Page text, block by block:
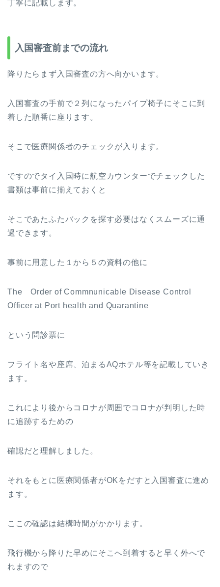
丁寧に記載します。
入国審査前までの流れ
降りたらまず入国審査の方へ向かいます。
入国審査の手前で２列になったパイプ椅子にそこに到
着した順番に座ります。
そこで医療関係者のチェックが入ります。
ですのでタイ入国時に航空カウンターでチェックした
書類は事前に揃えておくと
そこであたふたバックを探す必要はなくスムーズに通
過できます。
事前に用意した１から５の資料の他に
The Order of Commnunicable Disease Control
Officer at Port health and Quarantine
という問診票に
フライト名や座席、泊まるAQホテル等を記載していき
ます。
これにより後からコロナが周囲でコロナが判明した時
に追跡するための
確認だと理解しました。
それをもとに医療関係者がOKをだすと入国審査に進め
ます。
ここの確認は結構時間がかかります。
飛行機から降りた早めにそこへ到着すると早く外へで
れますので